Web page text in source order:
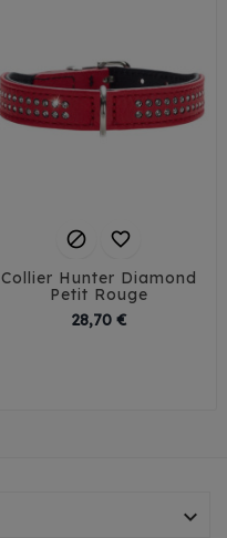
 
Collier Hunter Diamond
Petit Rouge
28,70 €Prix
